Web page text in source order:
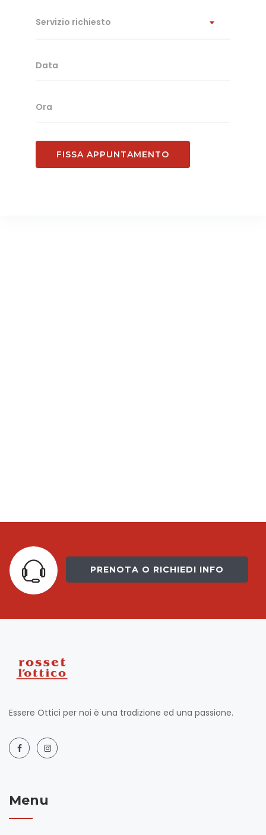
Servizio richiesto
PRENOTA O RICHIEDI INFO
Essere Ottici per noi è una tradizione ed una passione.
Menu